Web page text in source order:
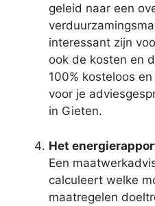
geleid naar een
interessant zijn
ook de kosten en
100% kosteloos
voor je
in Gieten.
Het
Een
calculeert welke
maatregelen